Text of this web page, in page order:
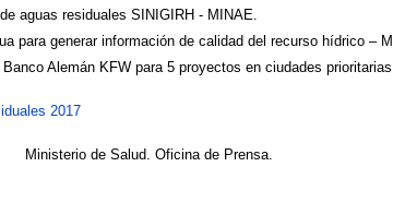
aguas residuales SINIGIRH - MINAE.
para generar información de calidad del recurso hídrico –
Alemán KFW para 5 proyectos en ciudades
2017
Ministerio de Salud. Oficina de Prensa.